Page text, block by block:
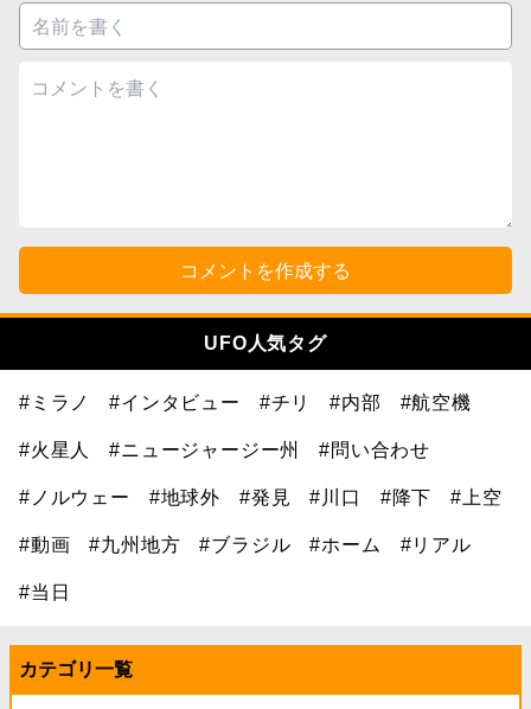
コメントを作成する
UFO人気タグ
#ミラノ #インタビュー #チリ #内部 #航空機
#火星人 #ニュージャージー州 #問い合わせ
#ノルウェー #地球外 #発見 #川口 #降下 #上空
#動画 #九州地方 #ブラジル #ホーム #リアル
#当日
カテゴリ一覧